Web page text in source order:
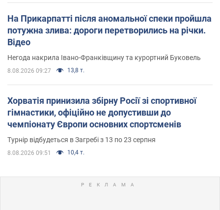
На Прикарпатті після аномальної спеки пройшла
потужна злива: дороги перетворились на річки.
Відео
Негода накрила Івано-Франківщину та курортний Буковель
8.08.2026 09:27 13,8 т.
Хорватія принизила збірну Росії зі спортивної
гімнастики, офіційно не допустивши до
чемпіонату Європи основних спортсменів
Турнір відбудеться в Загребі з 13 по 23 серпня
8.08.2026 09:51 10,4 т.